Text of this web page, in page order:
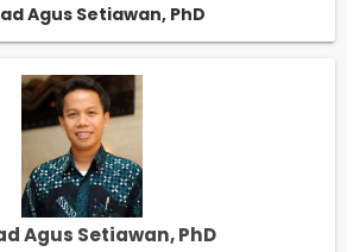
Agus Setiawan, PhD
Agus Setiawan, PhD